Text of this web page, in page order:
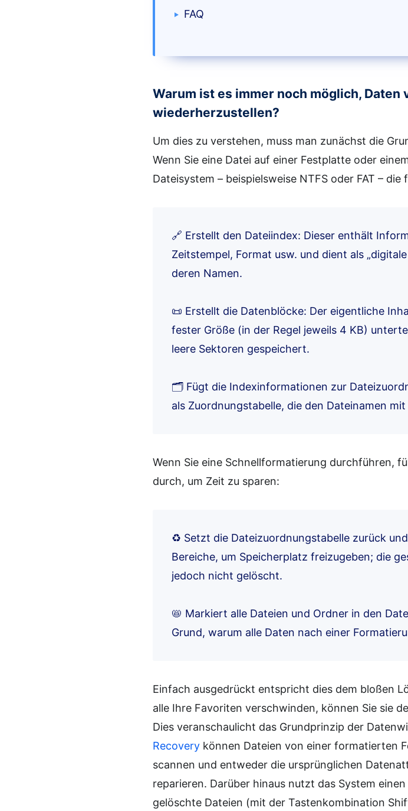
FAQ
Warum ist es immer noch möglich,
wiederherzustellen?
Um dies zu verstehen, muss man zunächst die
Wenn Sie eine Datei auf einer Festplatte oder
Dateisystem – beispielsweise NTFS oder FAT –
🔗 Erstellt den Dateiindex: Dieser enthält
Zeitstempel, Format usw. und dient als
deren Namen.
📜 Erstellt die Datenblöcke: Der eigentliche
fester Größe (in der Regel jeweils 4 KB)
leere Sektoren gespeichert.
🗂️ Fügt die Indexinformationen zur
als Zuordnungstabelle, die den Dateinamen
Wenn Sie eine Schnellformatierung durchführen,
durch, um Zeit zu sparen:
♻️ Setzt die Dateizuordnungstabelle zurück
Bereiche, um Speicherplatz freizugeben; die
jedoch nicht gelöscht.
📛 Markiert alle Dateien und Ordner in den
Grund, warum alle Daten nach einer
Einfach ausgedrückt entspricht dies dem bloßen
alle Ihre Favoriten verschwinden, können Sie sie
Dies veranschaulicht das Grundprinzip der
Recovery können Dateien von einer formatierten
scannen und entweder die ursprünglichen
reparieren. Darüber hinaus nutzt das System
gelöschte Dateien (mit der Tastenkombination